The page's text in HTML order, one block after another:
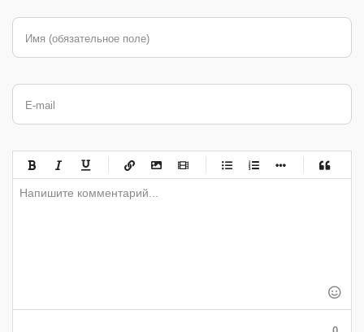
Имя (обязательное поле)
E-mail
-
-
-
-